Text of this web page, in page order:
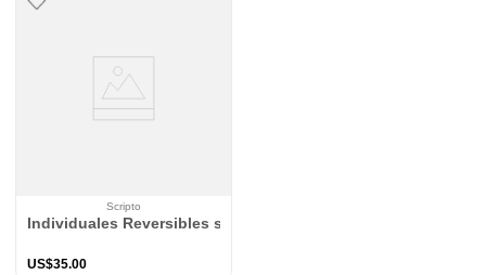
Scripto
Individuales Reversibles set de 6 rectangular 41*27 cm + 6
US$35.00